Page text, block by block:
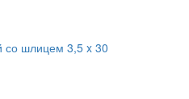
со шлицем 3,5 x 30